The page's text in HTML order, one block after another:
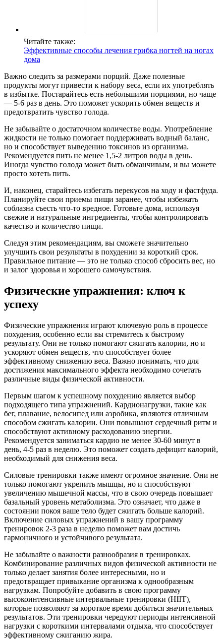
Читайте также:
Эффективные способы лечения грибка ногтей на ногах
дома
Важно следить за размерами порций. Даже полезные
продукты могут привести к набору веса, если их употреблять
в избытке. Постарайтесь есть небольшими порциями, но чаще
— 5-6 раз в день. Это поможет ускорить обмен веществ и
предотвратить чувство голода.
Не забывайте о достаточном количестве воды. Употребление
жидкости не только помогает поддерживать водный баланс,
но и способствует выведению токсинов из организма.
Рекомендуется пить не менее 1,5-2 литров воды в день.
Иногда чувство голода может быть обманчивым, и вы можете
просто хотеть пить.
И, наконец, старайтесь избегать перекусов на ходу и фастфуда.
Планируйте свои приемы пищи заранее, чтобы избежать
соблазна съесть что-то вредное. Готовьте дома, используя
свежие и натуральные ингредиенты, чтобы контролировать
качество и количество пищи.
Следуя этим рекомендациям, вы сможете значительно
улучшить свои результаты в похудении за короткий срок.
Правильное питание — это не только способ сбросить вес, но
и залог здоровья и хорошего самочувствия.
Физические упражнения: ключ к
успеху
Физические упражнения играют ключевую роль в процессе
похудения, особенно если вы стремитесь к быстрому
результату. Они не только помогают сжигать калории, но и
ускоряют обмен веществ, что способствует более
эффективному снижению веса. Важно понимать, что для
достижения максимального эффекта необходимо сочетать
различные виды физической активности.
Первым шагом к успешному похудению является выбор
подходящего типа упражнений. Кардионагрузки, такие как
бег, плавание, велосипед или аэробика, являются отличным
способом сжигать калории. Они повышают сердечный ритм и
способствуют активному расходованию энергии.
Рекомендуется заниматься кардио не менее 30-60 минут в
день, 4-5 раз в неделю. Это поможет создать дефицит калорий,
необходимый для снижения веса.
Силовые тренировки также имеют огромное значение. Они не
только помогают укрепить мышцы, но и способствуют
увеличению мышечной массы, что в свою очередь повышает
базальный уровень метаболизма. Это означает, что даже в
состоянии покоя ваше тело будет сжигать больше калорий.
Включение силовых упражнений в вашу программу
тренировок 2-3 раза в неделю поможет вам достичь
гармоничного и устойчивого результата.
Не забывайте о важности разнообразия в тренировках.
Комбинирование различных видов физической активности не
только делает занятия более интересными, но и
предотвращает привыкание организма к однообразным
нагрузкам. Попробуйте добавить в свою программу
высокоинтенсивные интервальные тренировки (HIIT),
которые позволяют за короткое время добиться значительных
результатов. Эти тренировки чередуют периоды интенсивной
нагрузки с короткими интервалами отдыха, что способствует
эффективному сжиганию жира.